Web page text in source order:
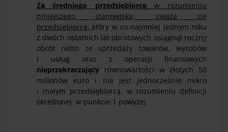
Za średniego przedsiębiorcęw rozumieniu
niniejszego stanowiska, uważa się
przedsiębiorcę, który w co najmniej jednym roku
z dwóch ostatnich lat obrotowych osiągnął roczny
obrót netto ze sprzedaży towarów, wyrobów
i usług oraz z operacji finansowych
nieprzekraczający równowartości w złotych 50
milionów euro i nie jest jednocześnie mikro
i małym przedsiębiorcą, w rozumieniu definicji
określonej w punkcie 1 powyżej.